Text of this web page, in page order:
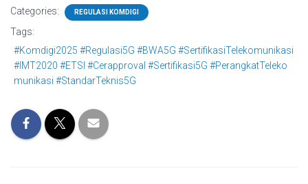
Categories: REGULASI KOMDIGI
Tags:
#Komdigi2025 #Regulasi5G #BWA5G #SertifikasiTelekomunikasi
#IMT2020 #ETSI #Cerapproval #Sertifikasi5G #PerangkatTeleko
munikasi #StandarTeknis5G